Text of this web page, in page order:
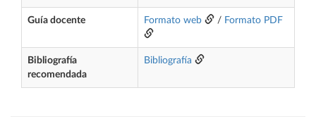
Guía docente Formato web / Formato PDF
Bibliografía
recomendada
Bibliografía